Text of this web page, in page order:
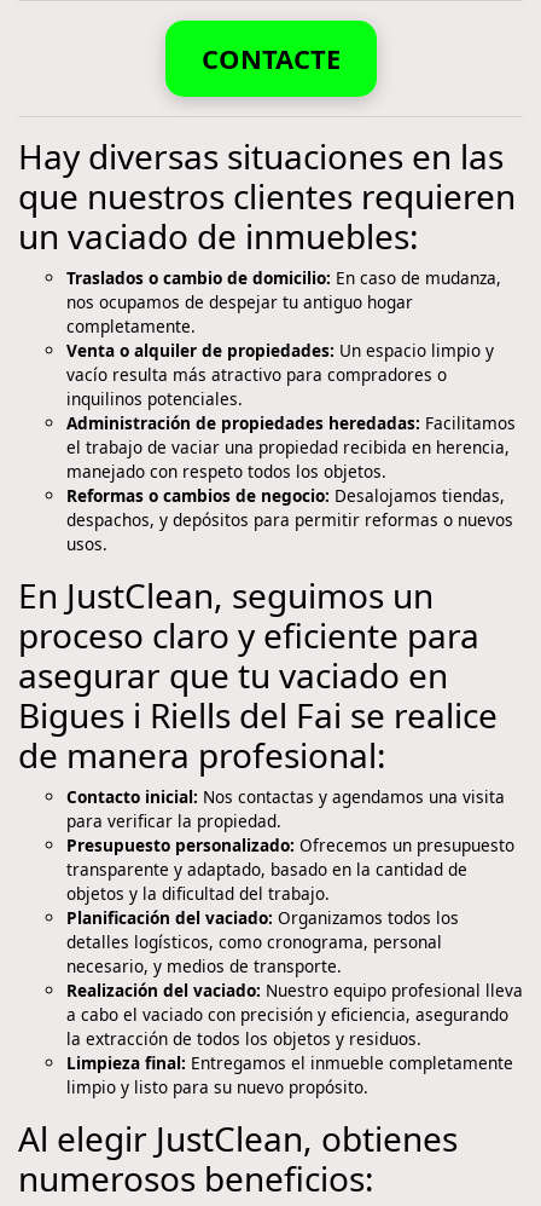
CONTACTE
Hay diversas situaciones en las
que nuestros clientes requieren
un vaciado de inmuebles:
Traslados o cambio de domicilio: En caso de mudanza,
nos ocupamos de despejar tu antiguo hogar
completamente.
Venta o alquiler de propiedades: Un espacio limpio y
vacío resulta más atractivo para compradores o
inquilinos potenciales.
Administración de propiedades heredadas: Facilitamos
el trabajo de vaciar una propiedad recibida en herencia,
manejado con respeto todos los objetos.
Reformas o cambios de negocio: Desalojamos tiendas,
despachos, y depósitos para permitir reformas o nuevos
usos.
En JustClean, seguimos un
proceso claro y eficiente para
asegurar que tu vaciado en
Bigues i Riells del Fai se realice
de manera profesional:
Contacto inicial: Nos contactas y agendamos una visita
para verificar la propiedad.
Presupuesto personalizado: Ofrecemos un presupuesto
transparente y adaptado, basado en la cantidad de
objetos y la dificultad del trabajo.
Planificación del vaciado: Organizamos todos los
detalles logísticos, como cronograma, personal
necesario, y medios de transporte.
Realización del vaciado: Nuestro equipo profesional lleva
a cabo el vaciado con precisión y eficiencia, asegurando
la extracción de todos los objetos y residuos.
Limpieza final: Entregamos el inmueble completamente
limpio y listo para su nuevo propósito.
Al elegir JustClean, obtienes
numerosos beneficios: